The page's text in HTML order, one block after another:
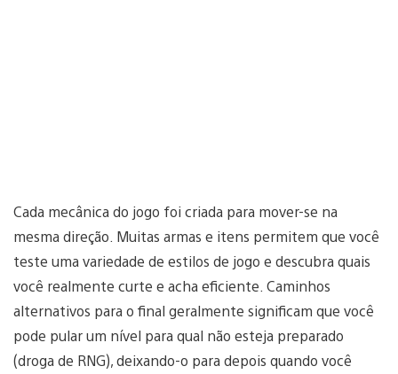
Cada mecânica do jogo foi criada para mover-se na
mesma direção. Muitas armas e itens permitem que você
teste uma variedade de estilos de jogo e descubra quais
você realmente curte e acha eficiente. Caminhos
alternativos para o final geralmente significam que você
pode pular um nível para qual não esteja preparado
(droga de RNG), deixando-o para depois quando você